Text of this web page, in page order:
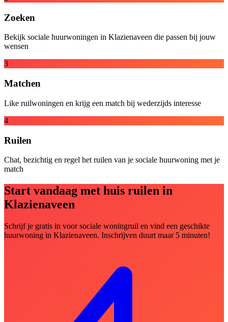
Zoeken
Bekijk sociale huurwoningen in Klazienaveen die passen bij jouw
wensen
3
Matchen
Like ruilwoningen en krijg een match bij wederzijds interesse
4
Ruilen
Chat, bezichtig en regel het ruilen van je sociale huurwoning met je
match
Start vandaag met huis ruilen in
Klazienaveen
Schrijf je gratis in voor sociale woningruil en vind een geschikte
huurwoning in Klazienaveen. Inschrijven duurt maar 5 minuten!